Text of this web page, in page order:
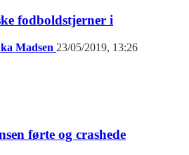
fodboldstjerner i
Madsen 23/05/2019, 13:26
førte og crashede